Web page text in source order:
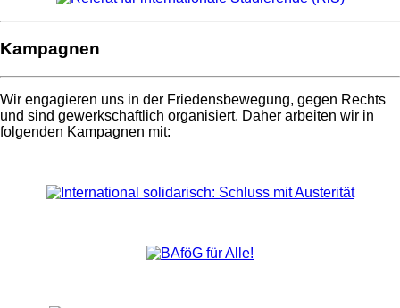
Kampagnen
Wir engagieren uns in der Friedensbewegung, gegen Rechts
und sind gewerkschaftlich organisiert. Daher arbeiten wir in
folgenden Kampagnen mit: